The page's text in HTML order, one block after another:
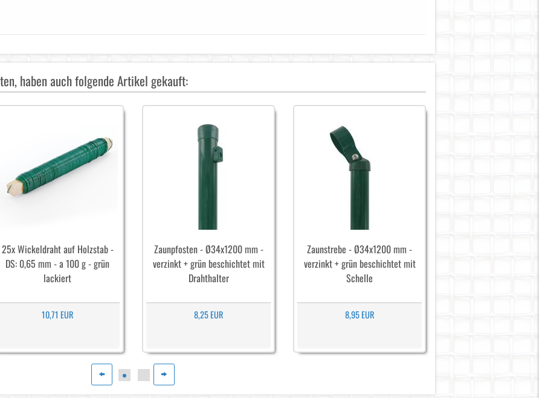
haben auch folgende Artikel gekauft:
25x Wickeldraht auf Holzstab -
DS: 0,65 mm - a 100 g - grün
lackiert
10,71 EUR
Zaunpfosten - Ø34x1200 mm -
verzinkt + grün beschichtet mit
Drahthalter
8,25 EUR
Zaunstrebe - Ø34x1200 mm -
verzinkt + grün beschichtet mit
Schelle
8,95 EUR